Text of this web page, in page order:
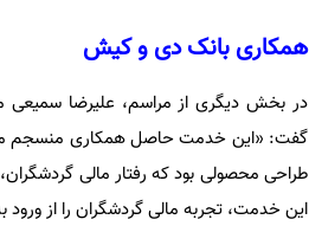
همکاری بانک دی و کیش
در بخش دیگری از مراسم، علیرضا سمیعی
گفت: «این خدمت حاصل همکاری منسجم
طراحی محصولی بود که رفتار مالی
این خدمت، تجربه مالی گردشگران را از